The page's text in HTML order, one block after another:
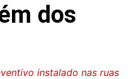
dos
instalado nas ruas